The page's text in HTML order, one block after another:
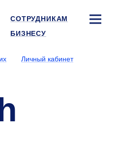
СОТРУДНИКАМ
БИЗНЕСУ
Личный кабинет